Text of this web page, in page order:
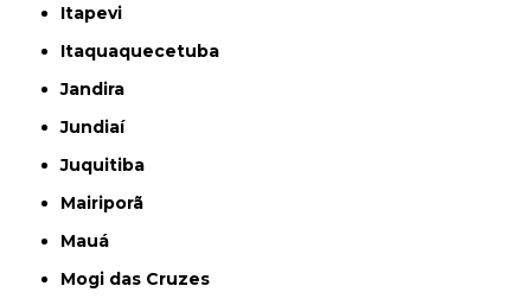
Itapevi
Itaquaquecetuba
Jandira
Jundiaí
Juquitiba
Mairiporã
Mauá
Mogi das Cruzes